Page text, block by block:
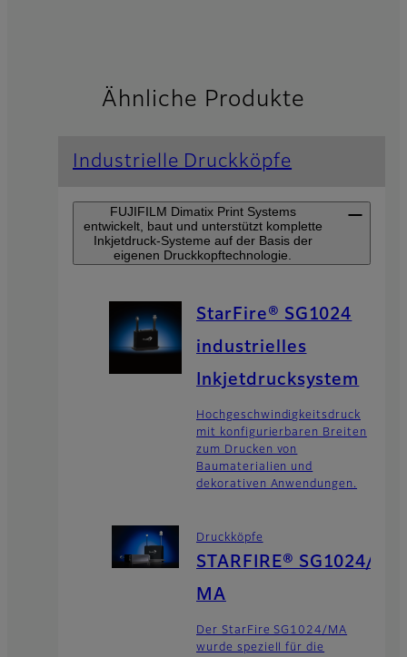
Ähnliche Produkte
Industrielle Druckköpfe
FUJIFILM Dimatix Print Systems
entwickelt, baut und unterstützt komplette
Inkjetdruck-Systeme auf der Basis der
eigenen Druckkopftechnologie.
StarFire® SG1024
industrielles
Inkjetdrucksystem
Hochgeschwindigkeitsdruck
mit konfigurierbaren Breiten
zum Drucken von
Baumaterialien und
dekorativen Anwendungen.
Druckköpfe
STARFIRE® SG1024/
MA
Der StarFire SG1024/MA
wurde speziell für die